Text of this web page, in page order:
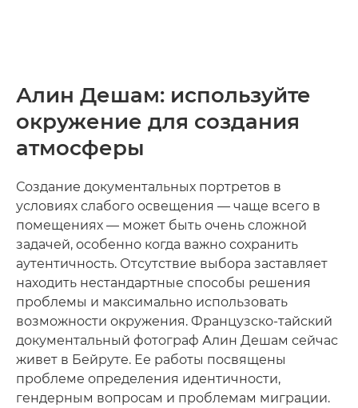
Алин Дешам: используйте
окружение для создания
атмосферы
Создание документальных портретов в
условиях слабого освещения — чаще всего в
помещениях — может быть очень сложной
задачей, особенно когда важно сохранить
аутентичность. Отсутствие выбора заставляет
находить нестандартные способы решения
проблемы и максимально использовать
возможности окружения. Французско-тайский
документальный фотограф Алин Дешам сейчас
живет в Бейруте. Ее работы посвящены
проблеме определения идентичности,
гендерным вопросам и проблемам миграции.